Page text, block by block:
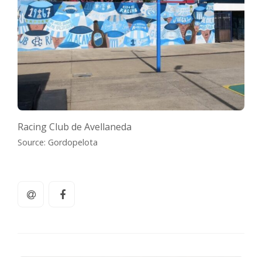
Racing Club de Avellaneda
Source: Gordopelota